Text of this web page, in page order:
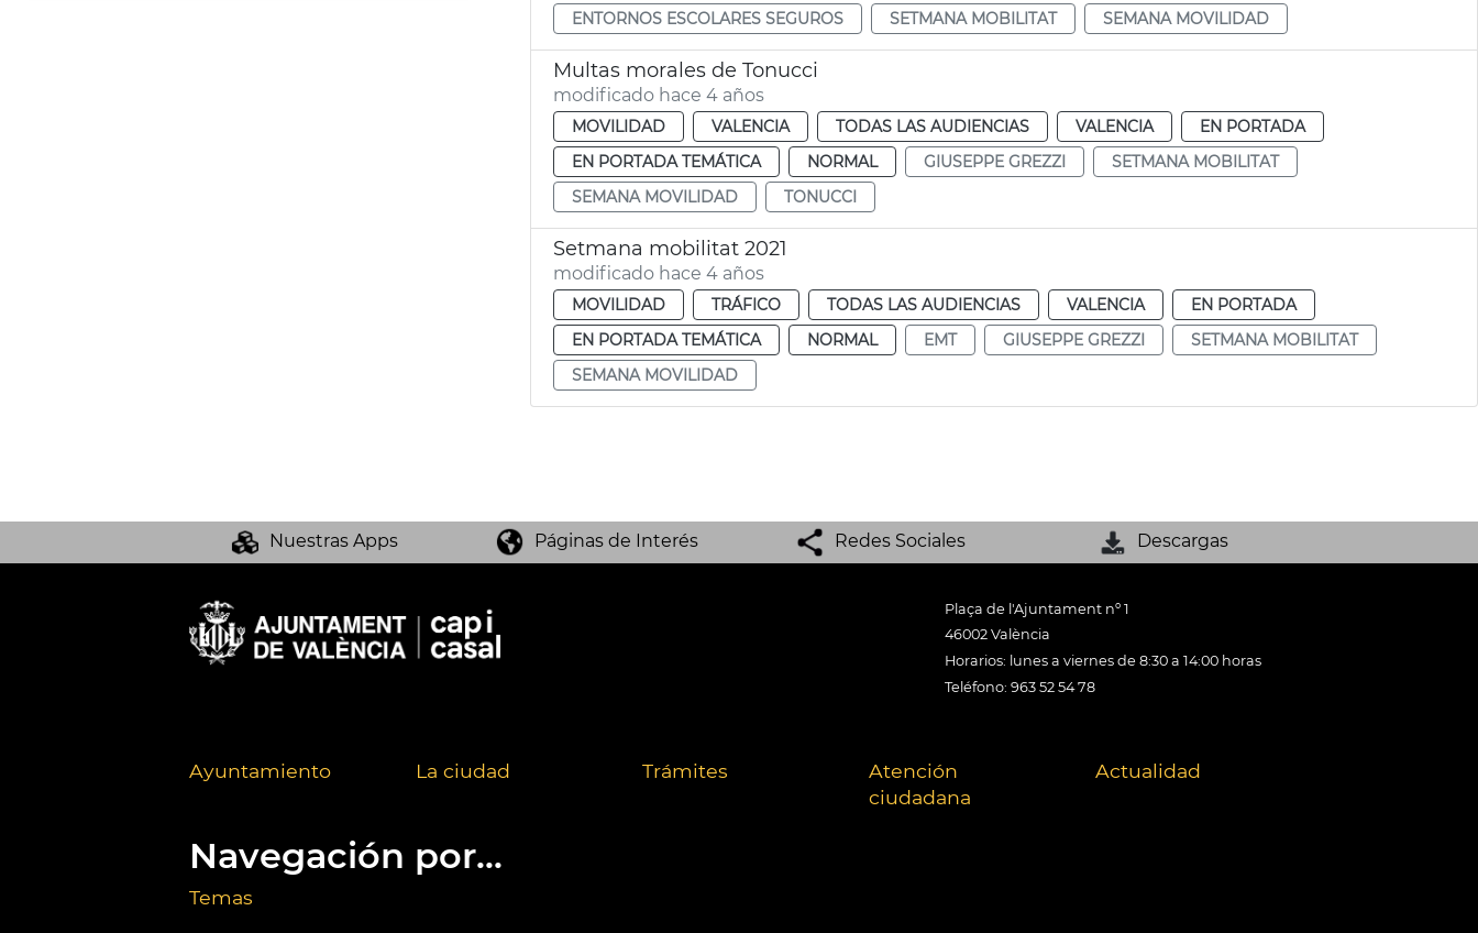
ENTORNOS ESCOLARES SEGUROS
SETMANA MOBILITAT SEMANA MOVILIDAD
Multas morales de Tonucci
modificado hace 4 años
MOVILIDAD VALENCIA TODAS LAS AUDIENCIAS VALENCIA
EN PORTADA
EN PORTADA TEMÁTICA
NORMAL GIUSEPPE GREZZI
SETMANA MOBILITAT
SEMANA MOVILIDAD
TONUCCI
Setmana mobilitat 2021
modificado hace 4 años
MOVILIDAD TRÁFICO TODAS LAS AUDIENCIAS VALENCIA
EN PORTADA
EN PORTADA TEMÁTICA
NORMAL EMT GIUSEPPE GREZZI
SETMANA MOBILITAT
SEMANA MOVILIDAD
Nuestras Apps Páginas de Interés Redes Sociales Descargas
Plaça de l'Ajuntament nº 1
46002 València
Horarios: lunes a viernes de 8:30 a 14:00 horas
Teléfono: 963 52 54 78
Ayuntamiento La ciudad Trámites
Atención
ciudadana
Actualidad
Navegación por...
Temas